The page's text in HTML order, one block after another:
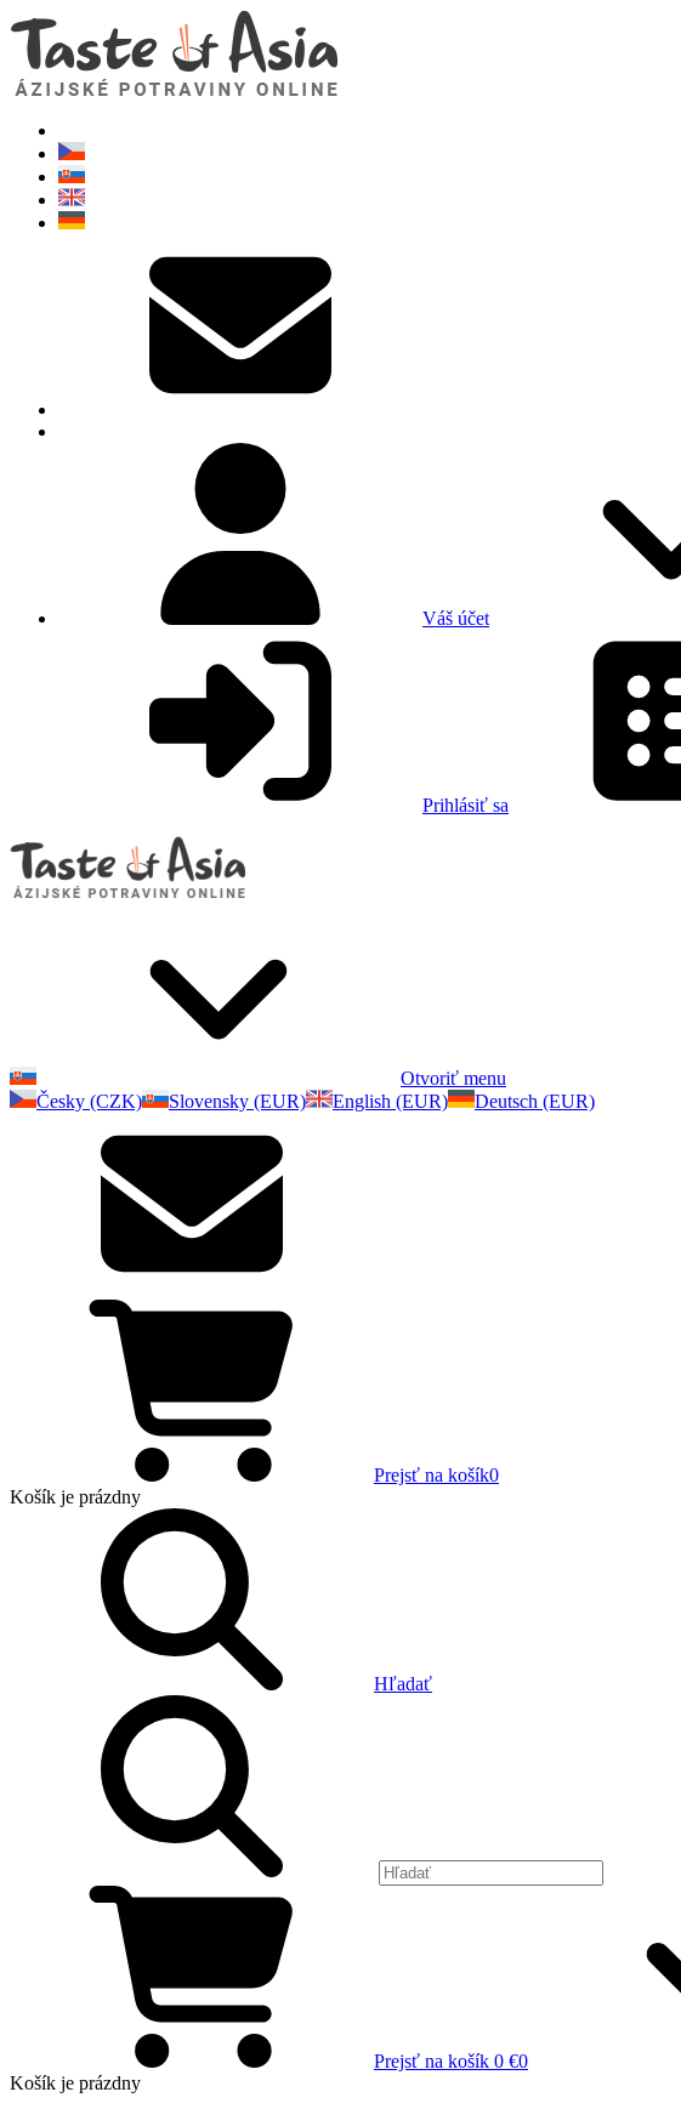
Váš účet
Prihlásiť sa
Otvoriť menu
Česky (CZK)
Slovensky (EUR) English (EUR) Deutsch (EUR)
Prejsť na košík0
Košík je prázdny
Hľadať
Prejsť na košík 0 €0
Košík je prázdny